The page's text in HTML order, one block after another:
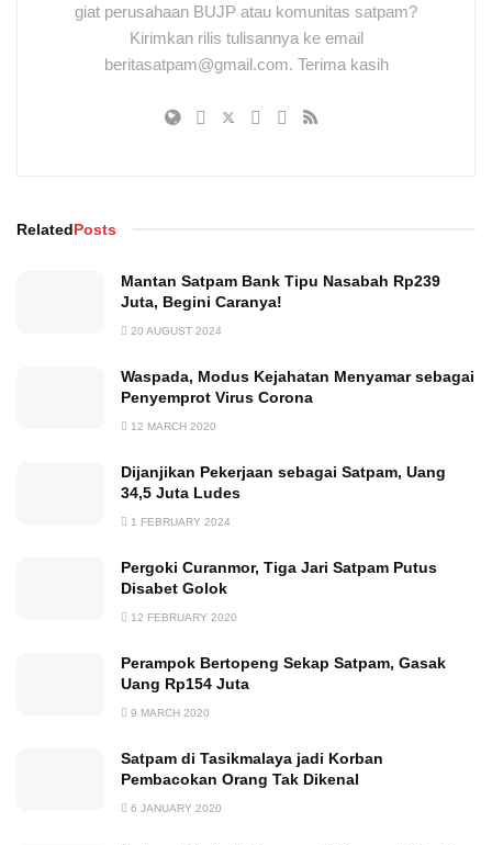
giat perusahaan BUJP atau komunitas satpam?
Kirimkan rilis tulisannya ke email
beritasatpam@gmail.com. Terima kasih
RelatedPosts
Mantan Satpam Bank Tipu Nasabah Rp239
Juta, Begini Caranya!
20 AUGUST 2024
Waspada, Modus Kejahatan Menyamar sebagai
Penyemprot Virus Corona
12 MARCH 2020
Dijanjikan Pekerjaan sebagai Satpam, Uang
34,5 Juta Ludes
1 FEBRUARY 2024
Pergoki Curanmor, Tiga Jari Satpam Putus
Disabet Golok
12 FEBRUARY 2020
Perampok Bertopeng Sekap Satpam, Gasak
Uang Rp154 Juta
9 MARCH 2020
Satpam di Tasikmalaya jadi Korban
Pembacokan Orang Tak Dikenal
6 JANUARY 2020